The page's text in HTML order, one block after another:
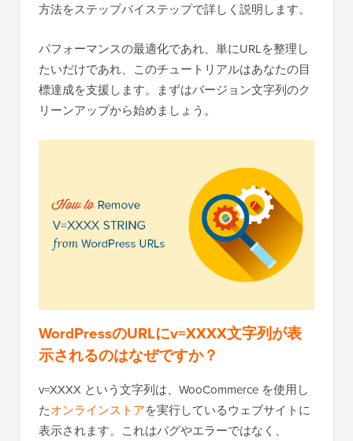
方法をステップバイステップで詳しく説明します。
パフォーマンスの最適化であれ、単にURLを整理し
たいだけであれ、このチュートリアルはあなたの目
標達成を支援します。まずはバージョン文字列のク
リーンアップから始めましょう。
WordPressのURLにv=XXXX文字列が表
示されるのはなぜですか？
v=XXXX という文字列は、WooCommerce を使用し
たオンラインストアを実行しているウェブサイトに
表示されます。これはバグやエラーではなく、